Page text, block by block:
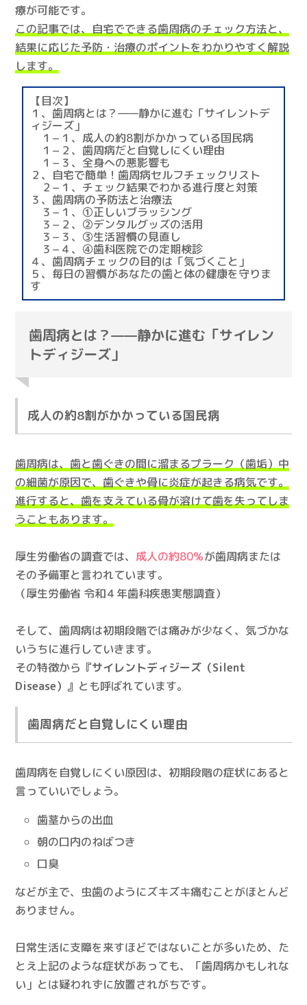
療が可能です。
この記事では、自宅でできる歯周病のチェック方法と、
結果に応じた予防・治療のポイントをわかりやすく解説
します。
【目次】
１、歯周病とは？——静かに進む「サイレントデ
ィジーズ」
１−１、成人の約8割がかかっている国民病
１−２、歯周病だと自覚しにくい理由
１−３、全身への悪影響も
２、自宅で簡単！歯周病セルフチェックリスト
２−１、チェック結果でわかる進行度と対策
３、歯周病の予防法と治療法
３−１、①正しいブラッシング
３−２、②デンタルグッズの活用
３−３、③生活習慣の見直し
３−４、④歯科医院での定期検診
４、歯周病チェックの目的は「気づくこと」
５、毎日の習慣があなたの歯と体の健康を守りま
す
歯周病とは？——静かに進む「サイレン
トディジーズ」
成人の約8割がかかっている国民病
歯周病は、歯と歯ぐきの間に溜まるプラーク（歯垢）中
の細菌が原因で、歯ぐきや骨に炎症が起きる病気です。
進行すると、歯を支えている骨が溶けて歯を失ってしま
うこともあります。
厚生労働省の調査では、 成人の約80％が歯周病または
その予備軍と言われています。
（厚生労働省 令和４年歯科疾患実態調査）
そして、歯周病は初期段階では痛みが少なく、気づかな
いうちに進行していきます。
その特徴から 『サイレントディジーズ（Silent
Disease）』 とも呼ばれています。
歯周病だと自覚しにくい理由
歯周病を自覚しにくい原因は、初期段階の症状にあると
言っていいでしょう。
歯茎からの出血
朝の口内のねばつき
口臭
などが主で、虫歯のようにズキズキ痛むことがほとんど
ありません。
日常生活に支障を来すほどではないことが多いため、た
とえ上記のような症状があっても、「歯周病かもしれな
い」とは疑われずに放置されがちです。